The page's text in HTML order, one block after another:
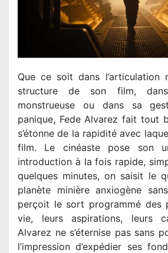
Que ce soit dans l’articulation
structure de son film,
monstrueuse ou dans sa
panique, Fede Alvarez fait tout
s’étonne de la rapidité avec
film. Le cinéaste pose son
introduction à la fois rapide,
quelques minutes, on saisit le
planète minière anxiogène
perçoit le sort programmé des
vie, leurs aspirations, leurs
Alvarez ne s’éternise pas sans
l’impression d’expédier ses